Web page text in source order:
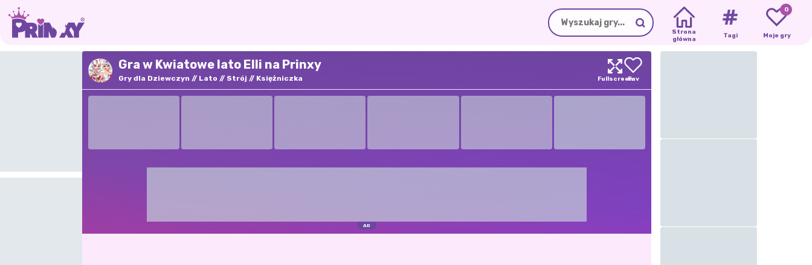
Strona
główna
Tagi
0
Moje gry
Gra w Kwiatowe lato Elli na Prinxy
Gry dla Dziewczyn Lato Strój Księżniczka